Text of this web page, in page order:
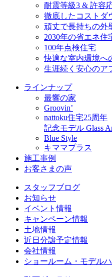
耐震等級3 & 許容
徹底したコストダ
頑丈で長持ちの外
2030年の省エネ住
100年点検住宅
快適な室内環境へ
生涯続く安心のア
ラインナップ
最響の家
Groovin’
nattoku住宅25周年
記念モデル Glass
Blue Style
キママプラス
施工事例
お客さまの声
スタッフブログ
お知らせ
イベント情報
キャンペーン情報
土地情報
近日分譲予定情報
会社情報
ショールーム・モデル